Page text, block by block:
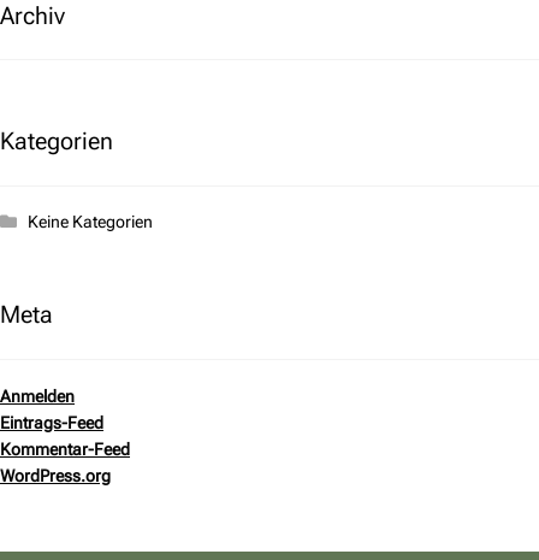
Archiv
Kategorien
Keine Kategorien
Meta
Anmelden
Eintrags-Feed
Kommentar-Feed
WordPress.org